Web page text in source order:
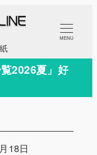
MENU
2026夏」好
18日